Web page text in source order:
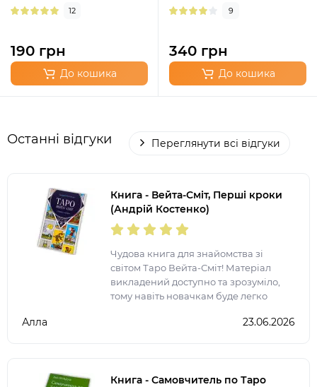
12
190 грн
До кошика
9
340 грн
До кошика
Останні відгуки Переглянути всі відгуки
Книга - Вейта-Сміт, Перші кроки
(Андрій Костенко)
Чудова книга для знайомства зі
світом Таро Вейта-Сміт! Матеріал
викладений доступно та зрозуміло,
тому навіть новачкам буде легко
картами. Особливо сподобалося, що в
Алла 23.06.2026
Книга - Самовчитель по Таро